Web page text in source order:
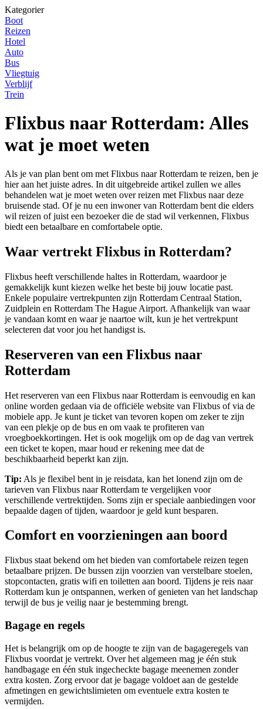
Kategorier
Boot
Reizen
Hotel
Auto
Bus
Vliegtuig
Verblijf
Trein
Flixbus naar Rotterdam: Alles
wat je moet weten
Als je van plan bent om met Flixbus naar Rotterdam te reizen, ben je
hier aan het juiste adres. In dit uitgebreide artikel zullen we alles
behandelen wat je moet weten over reizen met Flixbus naar deze
bruisende stad. Of je nu een inwoner van Rotterdam bent die elders
wil reizen of juist een bezoeker die de stad wil verkennen, Flixbus
biedt een betaalbare en comfortabele optie.
Waar vertrekt Flixbus in Rotterdam?
Flixbus heeft verschillende haltes in Rotterdam, waardoor je
gemakkelijk kunt kiezen welke het beste bij jouw locatie past.
Enkele populaire vertrekpunten zijn Rotterdam Centraal Station,
Zuidplein en Rotterdam The Hague Airport. Afhankelijk van waar
je vandaan komt en waar je naartoe wilt, kun je het vertrekpunt
selecteren dat voor jou het handigst is.
Reserveren van een Flixbus naar
Rotterdam
Het reserveren van een Flixbus naar Rotterdam is eenvoudig en kan
online worden gedaan via de officiële website van Flixbus of via de
mobiele app. Je kunt je ticket van tevoren kopen om zeker te zijn
van een plekje op de bus en om vaak te profiteren van
vroegboekkortingen. Het is ook mogelijk om op de dag van vertrek
een ticket te kopen, maar houd er rekening mee dat de
beschikbaarheid beperkt kan zijn.
Tip: Als je flexibel bent in je reisdata, kan het lonend zijn om de
tarieven van Flixbus naar Rotterdam te vergelijken voor
verschillende vertrektijden. Soms zijn er speciale aanbiedingen voor
bepaalde dagen of tijden, waardoor je geld kunt besparen.
Comfort en voorzieningen aan boord
Flixbus staat bekend om het bieden van comfortabele reizen tegen
betaalbare prijzen. De bussen zijn voorzien van verstelbare stoelen,
stopcontacten, gratis wifi en toiletten aan boord. Tijdens je reis naar
Rotterdam kun je ontspannen, werken of genieten van het landschap
terwijl de bus je veilig naar je bestemming brengt.
Bagage en regels
Het is belangrijk om op de hoogte te zijn van de bagageregels van
Flixbus voordat je vertrekt. Over het algemeen mag je één stuk
handbagage en één stuk ingecheckte bagage meenemen zonder
extra kosten. Zorg ervoor dat je bagage voldoet aan de gestelde
afmetingen en gewichtslimieten om eventuele extra kosten te
vermijden.